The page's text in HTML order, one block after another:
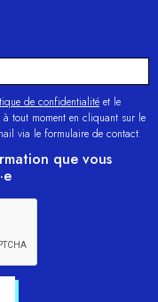
de confidentialité et le
à tout moment en cliquant sur le
via le formulaire de contact.
que vous